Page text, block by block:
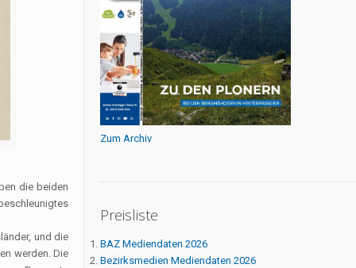
die beiden
und die
werden. Die
Zum Archiv
Preisliste
BAZ Mediendaten 2026
Bezirksmedien Mediendaten 2026